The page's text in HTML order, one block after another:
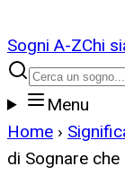
Sogni A-ZChi
Menu
Home ›
di Sognare